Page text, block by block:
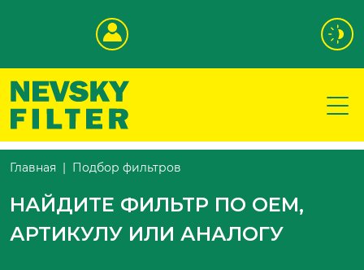
Главная Подбор фильтров
НАЙДИТЕ ФИЛЬТР ПО OEM,
АРТИКУЛУ ИЛИ АНАЛОГУ